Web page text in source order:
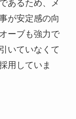
あるため、メ
が安定感の向
ーブも強力で
いていなくて
用していま